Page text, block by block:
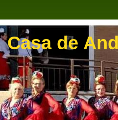
Casa de